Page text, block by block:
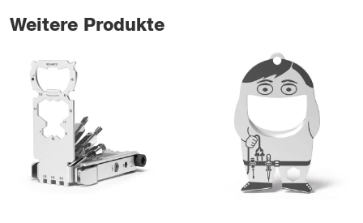
Weitere Produkte